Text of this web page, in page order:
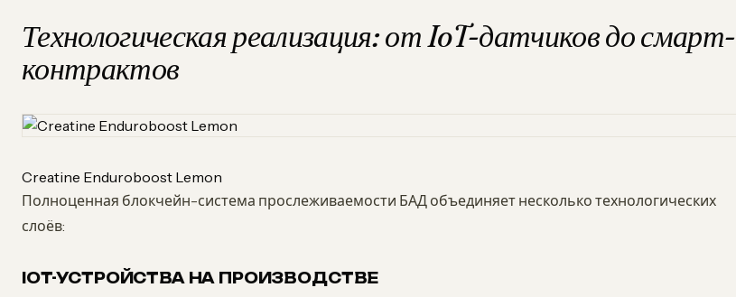
Технологическая реализация: от IoT-датчиков до смарт-
контрактов
Creatine Enduroboost Lemon
Полноценная блокчейн-система прослеживаемости БАД объединяет несколько технологических
слоёв:
IOT-УСТРОЙСТВА НА ПРОИЗВОДСТВЕ